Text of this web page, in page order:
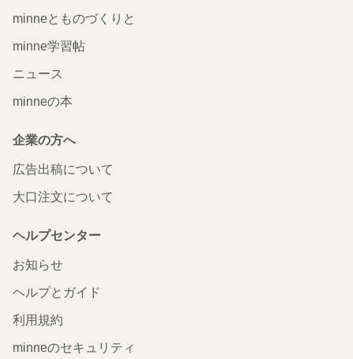
minneとものづくりと
minne学習帖
ニュース
minneの本
企業の方へ
広告出稿について
大口注文について
ヘルプセンター
お知らせ
ヘルプとガイド
利用規約
minneのセキュリティ